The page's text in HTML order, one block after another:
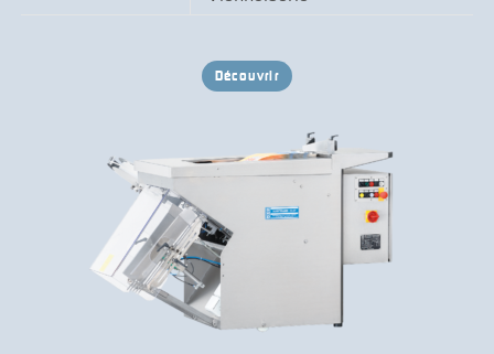
Découvrir